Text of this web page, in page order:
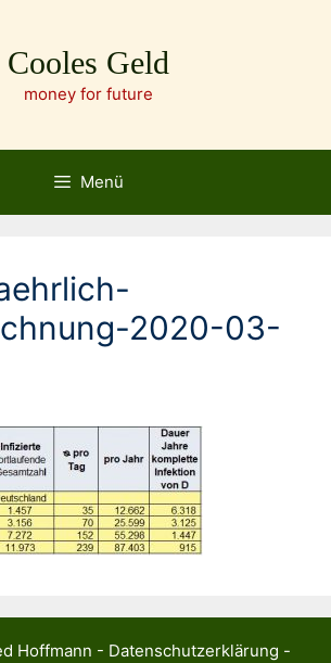
Cooles Geld
money for future
Menü
2020-03-
Hoffmann - Datenschutzerklärung -